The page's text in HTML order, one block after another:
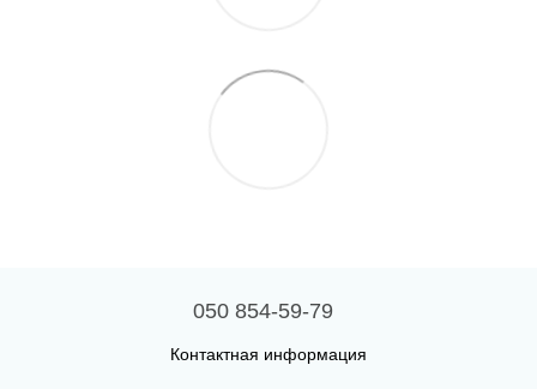
050 854-59-79
Контактная информация